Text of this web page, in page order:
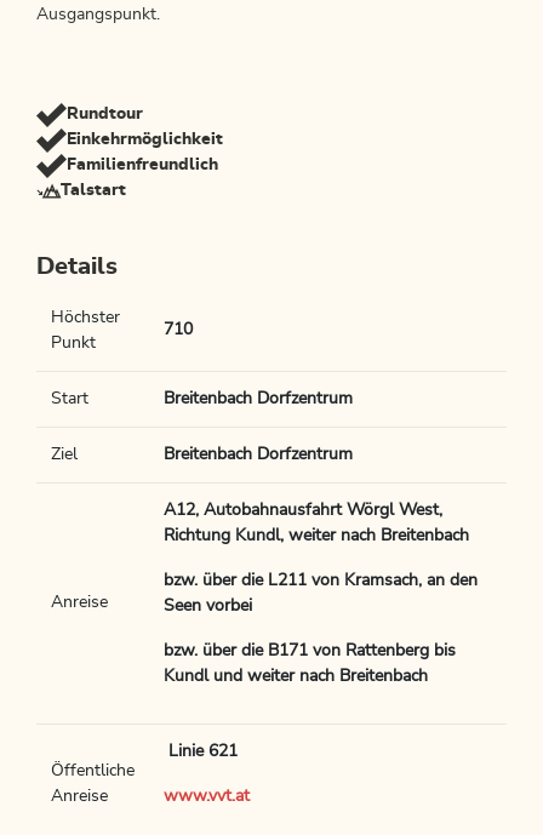
Ausgangspunkt.
Rundtour
Einkehrmöglichkeit
Familienfreundlich
Talstart
Details
Höchster
Punkt
710
Start Breitenbach Dorfzentrum
Ziel Breitenbach Dorfzentrum
Anreise
A12, Autobahnausfahrt Wörgl West,
Richtung Kundl, weiter nach Breitenbach
bzw. über die L211 von Kramsach, an den
Seen vorbei
bzw. über die B171 von Rattenberg bis
Kundl und weiter nach Breitenbach
Öffentliche
Anreise
Linie 621
www.vvt.at